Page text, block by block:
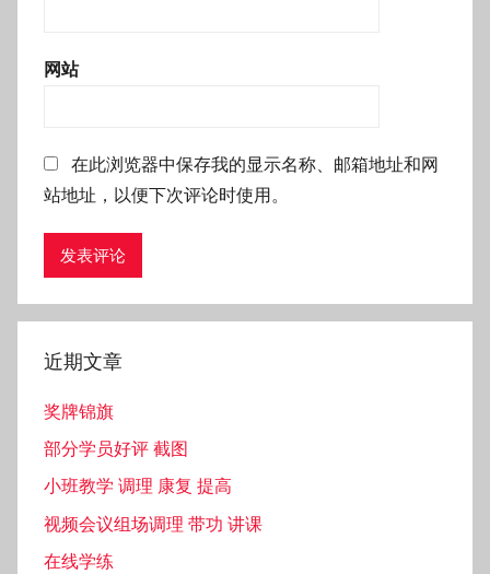
网站
在此浏览器中保存我的显示名称、邮箱地址和网
站地址，以便下次评论时使用。
近期文章
奖牌锦旗
部分学员好评 截图
小班教学 调理 康复 提高
视频会议组场调理 带功 讲课
在线学练